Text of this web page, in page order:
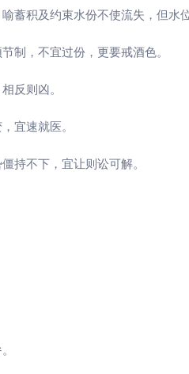
蓄积及约束水份不使流失，但水
制，不宜过份，更要戒酒色。
反则凶。
宜速就医。
持不下，宜让则讼可解。